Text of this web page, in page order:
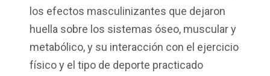
los efectos masculinizantes que dejaron
huella sobre los sistemas óseo, muscular y
metabólico, y su interacción con el ejercicio
físico y el tipo de deporte practicado